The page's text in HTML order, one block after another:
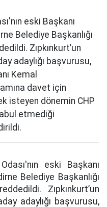
eski Başkanı
Belediye Başkanlığı
Zıpkınkurt’un
adaylığı başvurusu,
Kemal
davet için
isteyen dönemin CHP
etmediği
eski Başkanı
Belediye Başkanlığı
Zıpkınkurt’un
adaylığı başvurusu,